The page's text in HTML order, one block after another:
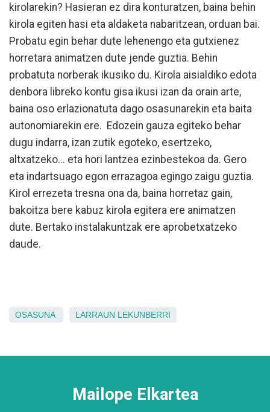
kirolarekin? Hasieran ez dira konturatzen, baina behin
kirola egiten hasi eta aldaketa nabaritzean, orduan bai.
Probatu egin behar dute lehenengo eta gutxienez
horretara animatzen dute jende guztia. Behin
probatuta norberak ikusiko du. Kirola aisialdiko edota
denbora libreko kontu gisa ikusi izan da orain arte,
baina oso erlazionatuta dago osasunarekin eta baita
autonomiarekin ere. Edozein gauza egiteko behar
dugu indarra, izan zutik egoteko, esertzeko,
altxatzeko... eta hori lantzea ezinbestekoa da. Gero
eta indartsuago egon errazagoa egingo zaigu guztia.
Kirol errezeta tresna ona da, baina horretaz gain,
bakoitza bere kabuz kirola egitera ere animatzen
dute. Bertako instalakuntzak ere aprobetxatzeko
daude.
OSASUNA LARRAUN LEKUNBERRI
Mailope Elkartea